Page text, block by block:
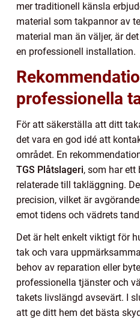
mer traditionell känsla
material som takpannor av
material man än väljer, är
en professionell installation.
professionella
För att säkerställa att ditt
det vara en god idé att
området. En
TGS Plåtslageri, som har ett
relaterade till takläggning.
precision, vilket är
emot tidens och vädrets
Det är helt enkelt viktigt för
tak och vara
behov av reparation eller
professionella tjänster och
takets livslängd avsevärt. I
att ge ditt hem det bästa